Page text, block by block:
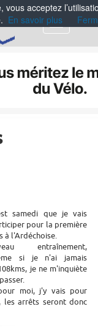
Menu
samedi que je vais
pour la première
à l'Ardéchoise.
entraînement,
si je n'ai jamais
je ne m'inquiète
moi, j'y vais pour
les arrêts seront donc
acceptez
En savoir plus